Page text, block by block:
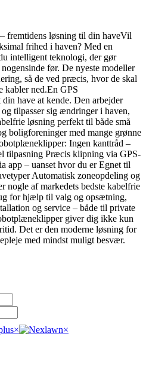
fremtidens løsning til din haveVil
frihed i haven? Med en
intelligent teknologi, der gør
før. De nyeste modeller
så de ved præcis, hvor de skal
kabler ned.En GPS
have at kende. Den arbejder
tilpasser sig ændringer i haven,
løsning perfekt til både små
boligforeninger med mange grønne
Ingen kanttråd –
tilpasning Præcis klipning via GPS-
app – uanset hvor du er Egnet til
Automatisk zoneopdeling og
nogle af markedets bedste kabelfrie
for hjælp til valg og opsætning,
og service – både til private
giver dig ikke kun
Det er den moderne løsning for
med mindst muligt besvær.
× ×